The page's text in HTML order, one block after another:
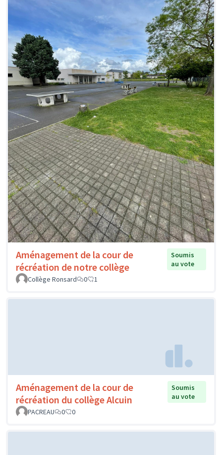
Aménagement de la cour de
récréation de notre collège
Soumis
au vote
Collège Ronsard
0 1
Aménagement de la cour de
récréation du collège Alcuin
Soumis
au vote
PACREAU
0 0